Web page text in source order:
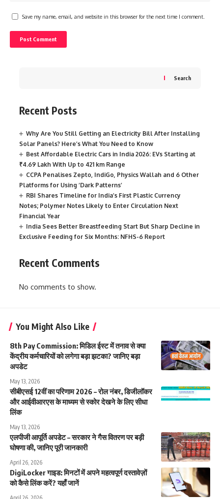
Save my name, email, and website in this browser for the next time I comment.
Search
Recent Posts
Why Are You Still Getting an Electricity Bill After Installing
Solar Panels? Here’s What You Need to Know
Best Affordable Electric Cars in India 2026: EVs Starting at
₹4.69 Lakh With Up to 421 km Range
CCPA Penalises Zepto, IndiGo, Physics Wallah and 6 Other
Platforms for Using ‘Dark Patterns’
RBI Shares Timeline for India’s First Plastic Currency
Notes; Polymer Notes Likely to Enter Circulation Next
Financial Year
India Sees Better Breastfeeding Start But Sharp Decline in
Exclusive Feeding for Six Months: NFHS-6 Report
Recent Comments
No comments to show.
You Might Also Like
8th Pay Commission: मिडिल ईस्ट में तनाव से क्या
केंद्रीय कर्मचारियों को लगेगा बड़ा झटका? जानिए बड़ा
अपडेट
May 13, 2026
सीबीएसई 12वीं का परिणाम 2026 – रोल नंबर, डिजीलॉकर
और आईवीआरएस के माध्यम से स्कोर देखने के लिए सीधा
लिंक
May 13, 2026
एलपीजी आपूर्ति अपडेट – सरकार ने गैस वितरण पर बड़ी
घोषणा की, जानिए पूरी जानकारी
April 26, 2026
DigiLocker गाइड: मिनटों में अपने महत्वपूर्ण दस्तावेज़ों
को कैसे लिंक करें? यहाँ जानें